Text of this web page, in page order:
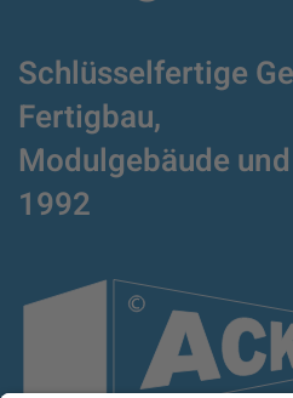
Schlüsselfertige
Fertigbau,
Modulgebäude
1992